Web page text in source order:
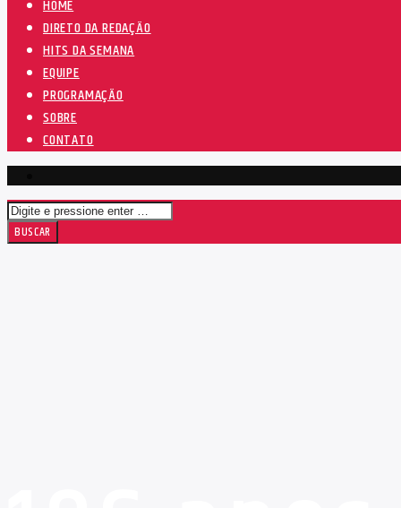
HOME
DIRETO DA REDAÇÃO
HITS DA SEMANA
EQUIPE
PROGRAMAÇÃO
SOBRE
CONTATO